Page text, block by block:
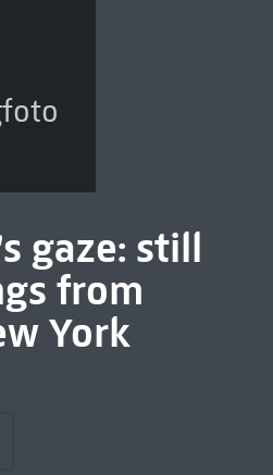
gaze: still
from
York